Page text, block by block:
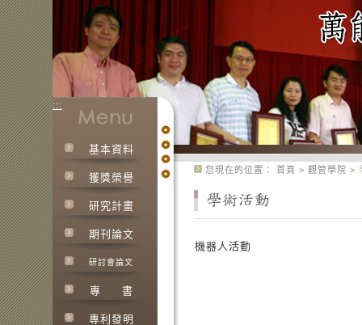
:::
基本資料
獲獎榮譽
研究計畫
期刊論文
研討會論文
專 書
專利發明
您現在的位置： 首頁 > 觀管學院 >
機器人活動